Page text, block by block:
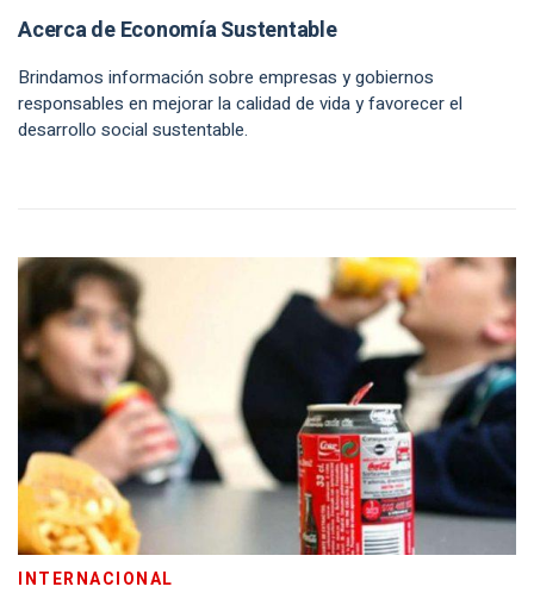
Acerca de Economía Sustentable
Brindamos información sobre empresas y gobiernos
responsables en mejorar la calidad de vida y favorecer el
desarrollo social sustentable.
INTERNACIONAL